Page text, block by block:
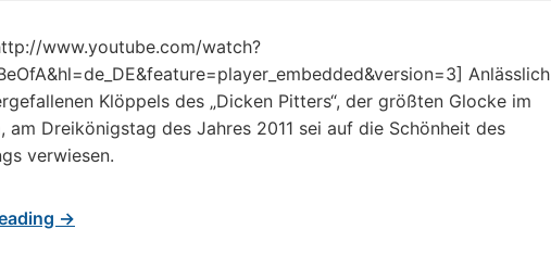
www.youtube.com/watch?
Anlässlich
Klöppels des „Dicken Pitters“, der größten Glocke im
am Dreikönigstag des Jahres 2011 sei auf die Schönheit des
verwiesen.
→